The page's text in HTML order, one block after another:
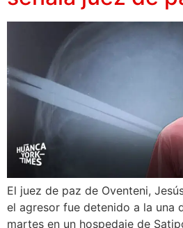
El juez de paz de Oventeni,
el agresor fue detenido a la una
martes en un hospedaje de